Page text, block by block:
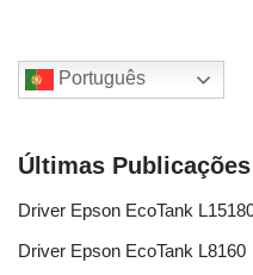
Português
Últimas Publicações
Driver Epson EcoTank
Driver Epson EcoTank L8160